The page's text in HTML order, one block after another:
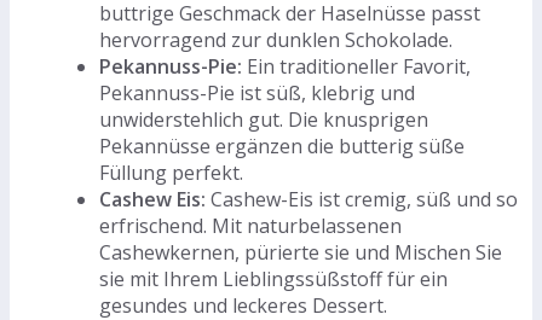
buttrige Geschmack der Haselnüsse passt
hervorragend zur dunklen Schokolade.
Pekannuss-Pie: Ein traditioneller Favorit,
Pekannuss-Pie ist süß, klebrig und
unwiderstehlich gut. Die knusprigen
Pekannüsse ergänzen die butterig süße
Füllung perfekt.
Cashew Eis: Cashew-Eis ist cremig, süß und so
erfrischend. Mit naturbelassenen
Cashewkernen, pürierte sie und Mischen Sie
sie mit Ihrem Lieblingssüßstoff für ein
gesundes und leckeres Dessert.